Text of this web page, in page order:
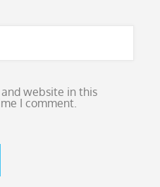
website in this
I comment.